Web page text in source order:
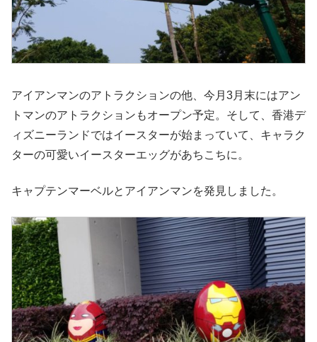
アイアンマンのアトラクションの他、今月3月末にはアン
トマンのアトラクションもオープン予定。そして、香港デ
ィズニーランドではイースターが始まっていて、キャラク
ターの可愛いイースターエッグがあちこちに。
キャプテンマーベルとアイアンマンを発見しました。